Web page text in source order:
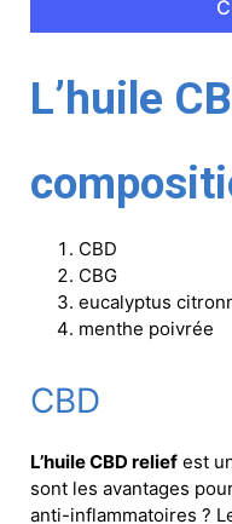
L’huile
CBD
CBG
eucalyptus
menthe poivrée
CBD
L’huile CBD relief est
sont les avantages
anti-inflammatoires ?